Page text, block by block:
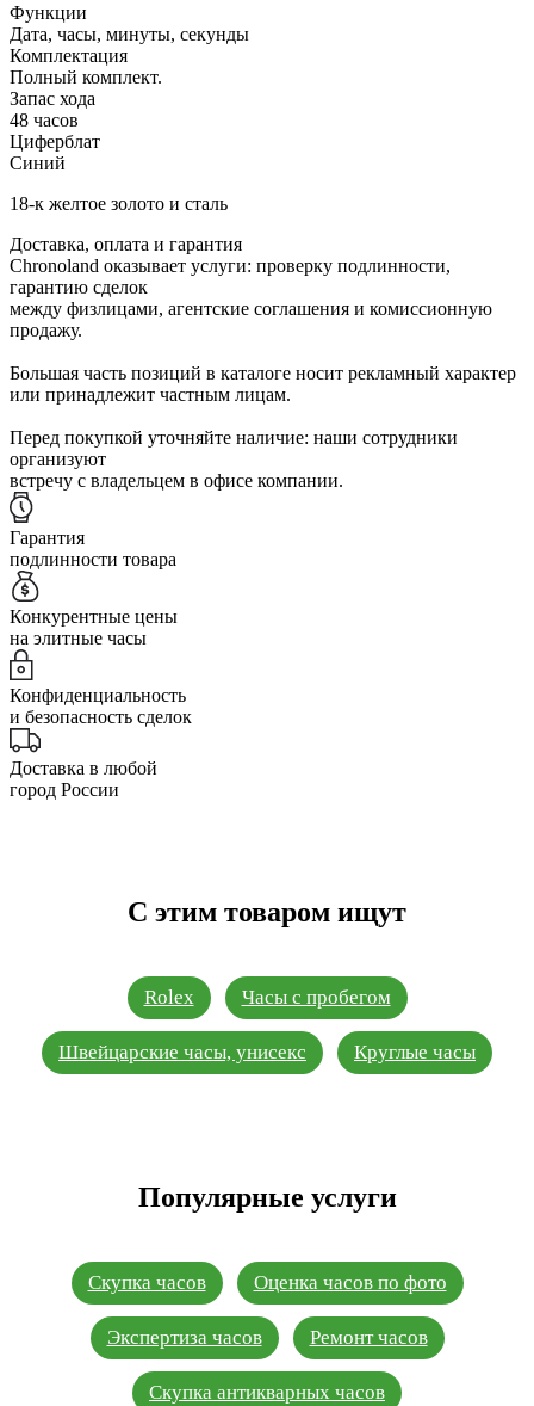
Функции
Дата, часы, минуты, секунды
Комплектация
Полный комплект.
Запас хода
48 часов
Циферблат
Синий
18-к желтое золото и сталь
Доставка, оплата и гарантия
Chronoland оказывает услуги: проверку подлинности,
гарантию сделок
между физлицами, агентские соглашения и комиссионную
продажу.
Большая часть позиций в каталоге носит рекламный характер
или принадлежит частным лицам.
Перед покупкой уточняйте наличие: наши сотрудники
организуют
встречу с владельцем в офисе компании.
Гарантия
подлинности товара
Конкурентные цены
на элитные часы
Конфиденциальность
и безопасность сделок
Доставка в любой
город России
С этим товаром ищут
Rolex Часы с пробегом
Швейцарские часы, унисекс Круглые часы
Популярные услуги
Скупка часов Оценка часов по фото
Экспертиза часов Ремонт часов
Скупка антикварных часов